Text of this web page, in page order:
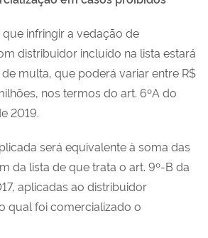
infringir a vedação de
distribuidor incluído na lista estará
multa, que poderá variar entre R$
nos termos do art. 6ºA do
2019.
será equivalente à soma das
da lista de que trata o art. 9º-B da
aplicadas ao distribuidor
qual foi comercializado o